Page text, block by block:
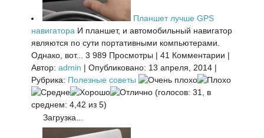
Планшет лучше GPS
навигатора И планшет, и автомобильный навигатор
являются по сути портативными компьютерами.
Однако, вот...
3 989 Просмотры | 41 Комментарии |
Автор: admin | Опубликовано: 13 апреля, 2014 |
Рубрика: Полезные советы
(голосов: 31, в
среднем: 4,42 из 5)
Загрузка...